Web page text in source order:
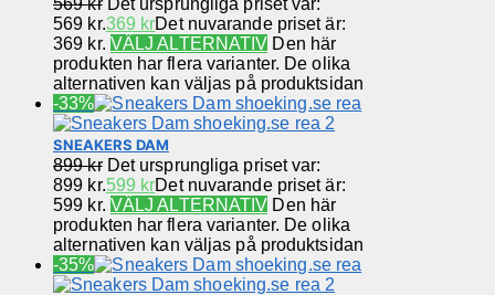
569 kr.369 krDet nuvarande priset är:
369 kr. VÄLJ ALTERNATIV Den här
produkten har flera varianter. De olika
alternativen kan väljas på produktsidan
-33%
SNEAKERS DAM
899kr Det ursprungliga priset var:
899 kr.599 krDet nuvarande priset är:
599 kr. VÄLJ ALTERNATIV Den här
produkten har flera varianter. De olika
alternativen kan väljas på produktsidan
-35%